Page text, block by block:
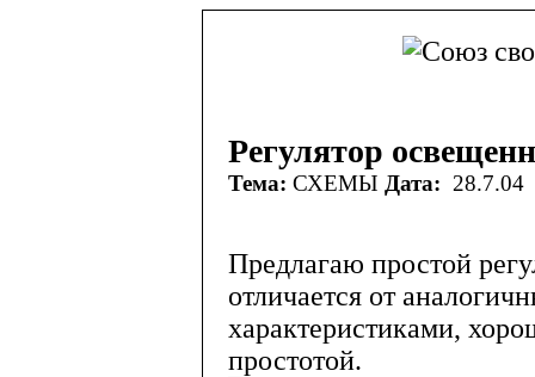
Регулятор
Тема: СХЕМЫ Дата: 28.7.04
Предлагаю простой
отличается от
характеристиками,
простотой.